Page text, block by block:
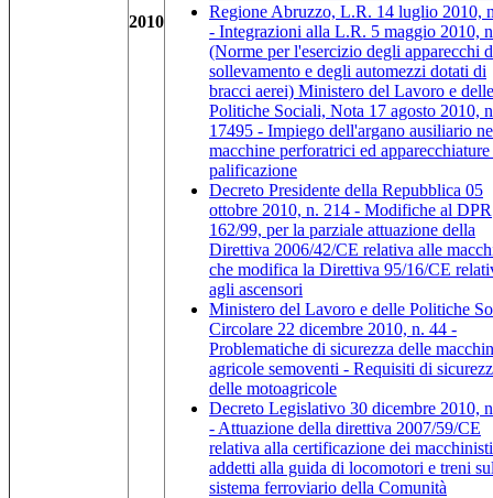
2010
Regione Abruzzo, L.R. 14 luglio 2010,
- Integrazioni alla L.R. 5 maggio 2010,
(Norme per l'esercizio degli apparecchi
sollevamento e degli automezzi dotati di
bracci aerei) Ministero del Lavoro e delle
Politiche Sociali, Nota 17 agosto 2010,
17495 - Impiego dell'argano ausiliario
macchine perforatrici ed
palificazione
Decreto Presidente della Repubblica 05
ottobre 2010, n. 214 - Modifiche al DPR
162/99, per la parziale attuazione della
Direttiva 2006/42/CE relativa alle
che modifica la Direttiva 95/16/CE
agli ascensori
Ministero del Lavoro e delle Politiche
Circolare 22 dicembre 2010, n. 44 -
Problematiche di sicurezza delle
agricole semoventi - Requisiti di
delle motoagricole
Decreto Legislativo 30 dicembre 2010,
- Attuazione della direttiva 2007/59/CE
relativa alla certificazione dei macchinisti
addetti alla guida di locomotori e treni
sistema ferroviario della Comunità